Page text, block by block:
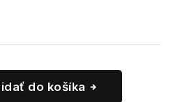
do košíka